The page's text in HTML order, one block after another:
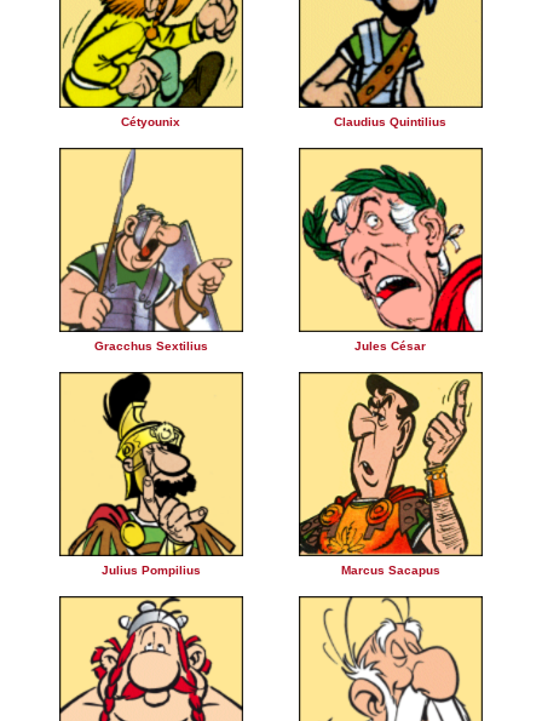
Cétyounix Claudius Quintilius
Gracchus Sextilius Jules César
Julius Pompilius Marcus Sacapus